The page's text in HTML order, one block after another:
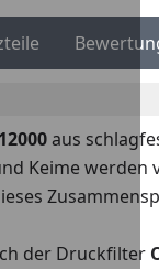
aus
Keime
der Druckfilter